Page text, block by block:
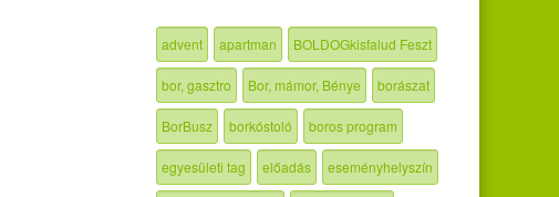
advent apartman BOLDOGkisfalud Feszt
bor, gasztro Bor, mámor, Bénye borászat
BorBusz borkóstoló boros program
egyesületi tag előadás eseményhelyszín